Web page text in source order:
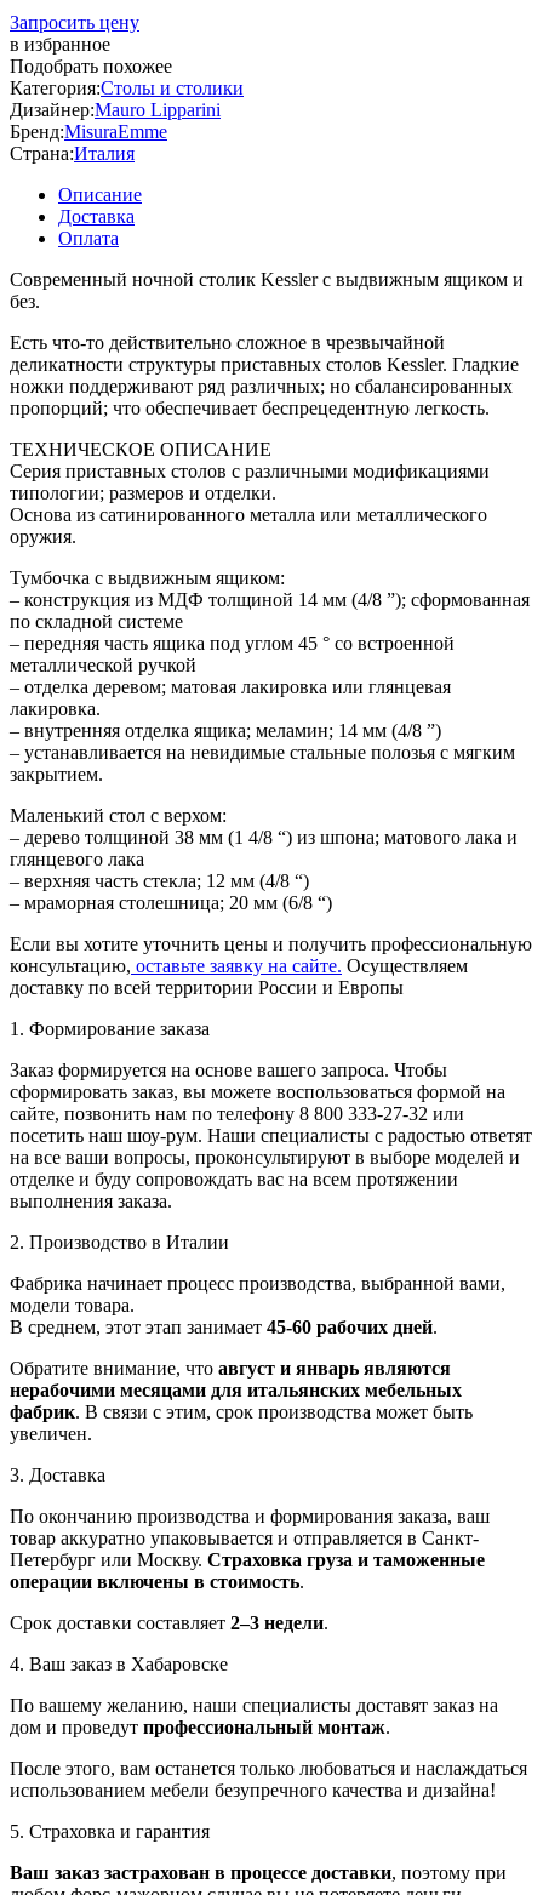
Запросить цену
в избранное
Подобрать похожее
Категория:Столы и столики
Дизайнер:Mauro Lipparini
Бренд:MisuraEmme
Страна:Италия
Описание
Доставка
Оплата
Современный ночной столик Kessler с выдвижным ящиком и
без.
Есть что-то действительно сложное в чрезвычайной
деликатности структуры приставных столов Kessler. Гладкие
ножки поддерживают ряд различных; но сбалансированных
пропорций; что обеспечивает беспрецедентную легкость.
ТЕХНИЧЕСКОЕ ОПИСАНИЕ
Серия приставных столов с различными модификациями
типологии; размеров и отделки.
Основа из сатинированного металла или металлического
оружия.
Тумбочка с выдвижным ящиком:
– конструкция из МДФ толщиной 14 мм (4/8 ”); сформованная
по складной системе
– передняя часть ящика под углом 45 ° со встроенной
металлической ручкой
– отделка деревом; матовая лакировка или глянцевая
лакировка.
– внутренняя отделка ящика; меламин; 14 мм (4/8 ”)
– устанавливается на невидимые стальные полозья с мягким
закрытием.
Маленький стол с верхом:
– дерево толщиной 38 мм (1 4/8 “) из шпона; матового лака и
глянцевого лака
– верхняя часть стекла; 12 мм (4/8 “)
– мраморная столешница; 20 мм (6/8 “)
Если вы хотите уточнить цены и получить профессиональную
консультацию, оставьте заявку на сайте. Осуществляем
доставку по всей территории России и Европы
1. Формирование заказа
Заказ формируется на основе вашего запроса. Чтобы
сформировать заказ, вы можете воспользоваться формой на
сайте, позвонить нам по телефону 8 800 333-27-32 или
посетить наш шоу-рум. Наши специалисты с радостью ответят
на все ваши вопросы, проконсультируют в выборе моделей и
отделке и буду сопровождать вас на всем протяжении
выполнения заказа.
2. Производство в Италии
Фабрика начинает процесс производства, выбранной вами,
модели товара.
В среднем, этот этап занимает 45-60 рабочих дней.
Обратите внимание, что август и январь являются
нерабочими месяцами для итальянских мебельных
фабрик. В связи с этим, срок производства может быть
увеличен.
3. Доставка
По окончанию производства и формирования заказа, ваш
товар аккуратно упаковывается и отправляется в Санкт-
Петербург или Москву. Страховка груза и таможенные
операции включены в стоимость.
Срок доставки составляет 2–3 недели.
4. Ваш заказ в Хабаровске
По вашему желанию, наши специалисты доставят заказ на
дом и проведут профессиональный монтаж.
После этого, вам останется только любоваться и наслаждаться
использованием мебели безупречного качества и дизайна!
5. Страховка и гарантия
Ваш заказ застрахован в процессе доставки, поэтому при